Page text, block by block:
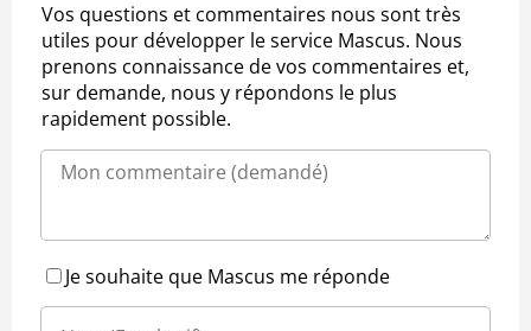
Vos questions et commentaires nous sont très
utiles pour développer le service Mascus. Nous
prenons connaissance de vos commentaires et,
sur demande, nous y répondons le plus
rapidement possible.
Je souhaite que Mascus me réponde